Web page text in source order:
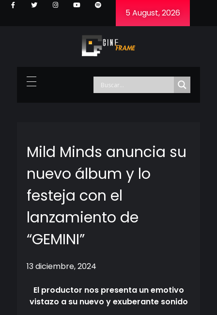
5 August, 2026
Mild Minds anuncia su
nuevo álbum y lo
festeja con el
lanzamiento de
“GEMINI”
13 diciembre, 2024
El productor nos presenta un emotivo
vistazo a su nuevo y exuberante sonido